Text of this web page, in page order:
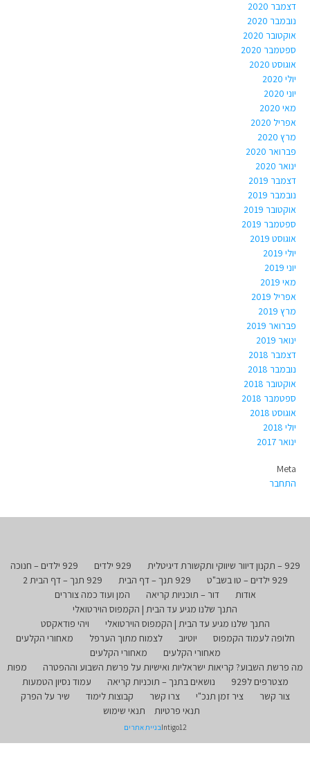
דצמבר 2020
נובמבר 2020
אוקטובר 2020
ספטמבר 2020
אוגוסט 2020
יולי 2020
יוני 2020
מאי 2020
אפריל 2020
מרץ 2020
פברואר 2020
ינואר 2020
דצמבר 2019
נובמבר 2019
אוקטובר 2019
ספטמבר 2019
אוגוסט 2019
יולי 2019
יוני 2019
מאי 2019
אפריל 2019
מרץ 2019
פברואר 2019
ינואר 2019
דצמבר 2018
נובמבר 2018
אוקטובר 2018
ספטמבר 2018
אוגוסט 2018
יולי 2018
ינואר 2017
Meta
התחבר
929 – תקנון דיוור שיווקי ותקשורת דיגיטלית 929 ילדים
929 ילדים – חנוכה
929 ילדים – טו בשב"ט
929 תנך – דף הבית
929 תנך – דף הבית 2
אודות
דור – תוכניות קריאה
המן ועוד כמה צוררים
התנך שלנו מגיע עד הבית | הקמפוס הוירטואלי
התנך שלנו מגיע עד הבית | הקמפוס הוירטואלי
ויהי פודאקסט
חלופה לעמוד הקמפוס
יוטיוב לצמוח מתוך הערפל
מאחורי הקלעים
מאחורי הקלעים
מאחורי הקלעים
מה פרשת השבוע? קריאות ישראליות ואישיות על פרשת השבוע וההפטרה
מפות
מצטרפים ל929
נושאים בתנך – תוכניות קריאה
עמוד נסיון הטמעות
צור קשר
ציר זמן תנכ"י צרו קשר קבוצות לימוד
שיר על הפרק
תנאי פרטיות
תנאי שימוש
Intigo12בניית אתרים